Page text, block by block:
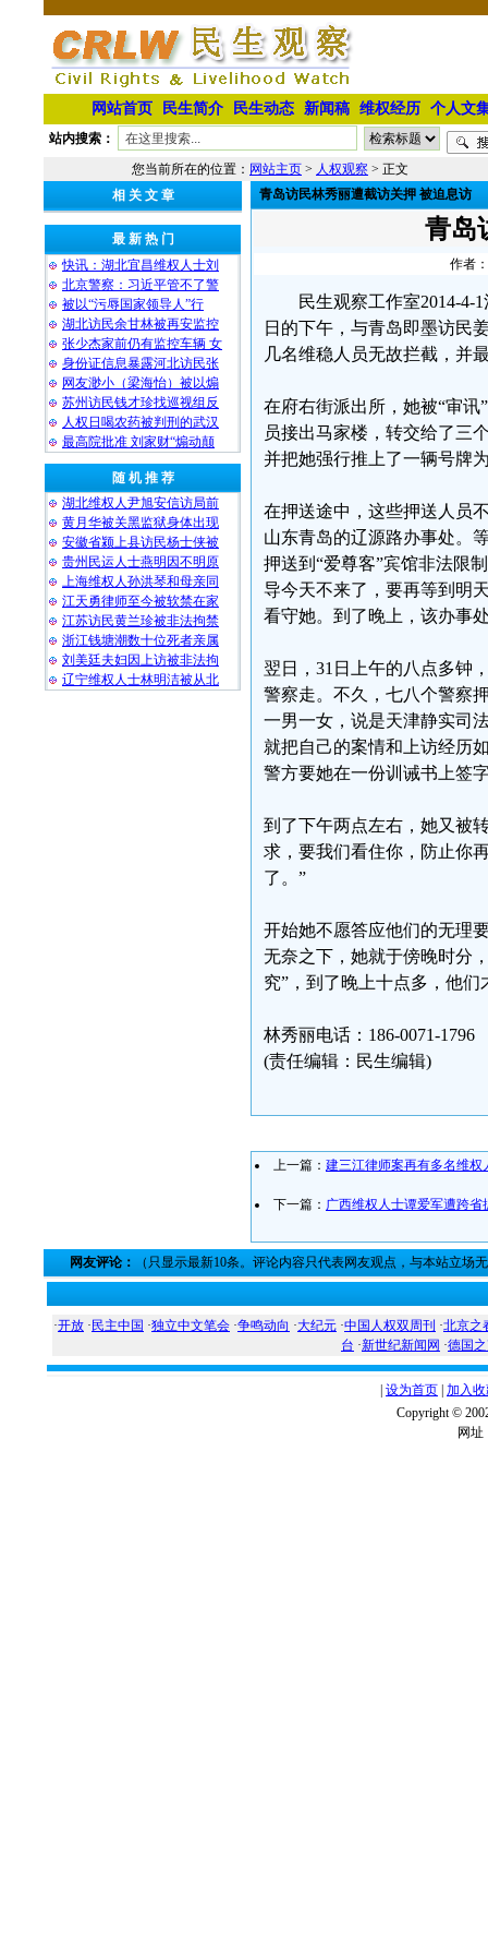
网站首页 民生简介 民生动态 新闻稿 维权经历 个人文
站内搜索：
您当前所在的位置： 网站主页 > 人权观察 > 正文
相 关 文 章
最 新 热 门
快讯：湖北宜昌维权人士刘
北京警察：习近平管不了警
被以“污辱国家领导人”行
湖北访民余甘林被再安监控
张少杰家前仍有监控车辆 女
身份证信息暴露河北访民张
网友渺小（梁海怡）被以煽
苏州访民钱才珍找巡视组反
人权日喝农药被判刑的武汉
最高院批准 刘家财“煽动颠
随 机 推 荐
湖北维权人尹旭安信访局前
黄月华被关黑监狱身体出现
安徽省颍上县访民杨士侠被
贵州民运人士燕明因不明原
上海维权人孙洪琴和母亲同
江天勇律师至今被软禁在家
江苏访民黄兰珍被非法拘禁
浙江钱塘潮数十位死者亲属
刘美廷夫妇因上访被非法拘
辽宁维权人士林明洁被从北
青岛访民林秀丽遭截访关押 被迫息访
青岛
作者
民生观察工作室2014-4-
日的下午，与青岛即墨访民
几名维稳人员无故拦截，并
在府右街派出所，她被“审
员接出马家楼，转交给了三
并把她强行推上了一辆号牌
在押送途中，这些押送人员
山东青岛的辽源路办事处。
押送到“爱尊客”宾馆非法限
导今天不来了，要再等到明
看守她。到了晚上，该办事
翌日，31日上午的八点多钟
警察走。不久，七八个警察
一男一女，说是天津静实司
就把自己的案情和上访经历
警方要她在一份训诫书上签
到了下午两点左右，她又被
求，要我们看住你，防止你
了。”
开始她不愿答应他们的无理
无奈之下，她就于傍晚时分
究”，到了晚上十点多，他
林秀丽电话：186-0071-1796
(责任编辑：民生编辑)
上一篇： 建三江律师案再有多名维权
下一篇： 广西维权人士谭爱军遭跨省
网友评论： （只显示最新10条。评论内容只代表网友观点，与本站立场
·开放 · 民主中国 ·独立中文笔会 ·争鸣动向 ·大纪元 ·中国人权双周刊 ·北京之
台 ·新世纪新闻网 ·德国
设为首页 加入
Copyright ©
网址